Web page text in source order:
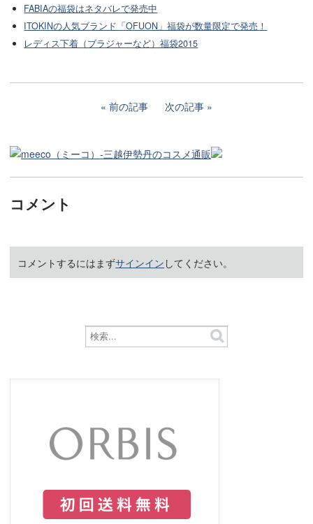
FABIAの福袋はネタバレで発売中
ITOKINの人気ブランド「OFUON」福袋が数量限定で発売！
レディス下着（ブラジャーなど）福袋2015
前の記事 次の記事
コメント
コメントするにはまずサインイン してください。